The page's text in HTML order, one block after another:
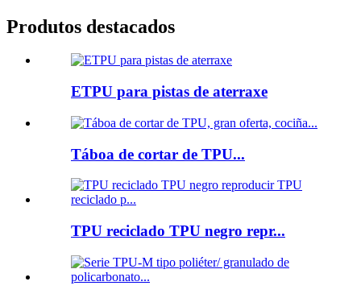
Produtos destacados
ETPU para pistas de aterraxe
Táboa de cortar de TPU...
TPU reciclado TPU negro repr...